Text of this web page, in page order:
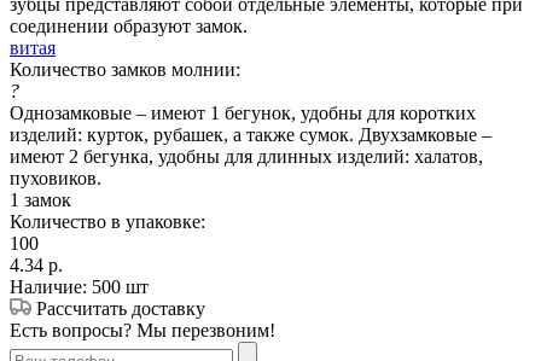
соединении образуют замок.
витая
Количество замков молнии:
?
Однозамковые – имеют 1 бегунок, удобны для коротких
изделий: курток, рубашек, а также сумок. Двухзамковые –
имеют 2 бегунка, удобны для длинных изделий: халатов,
пуховиков.
1 замок
Количество в упаковке:
100
4.34 р.
Наличие: 500 шт
Рассчитать доставку
Есть вопросы? Мы перезвоним!